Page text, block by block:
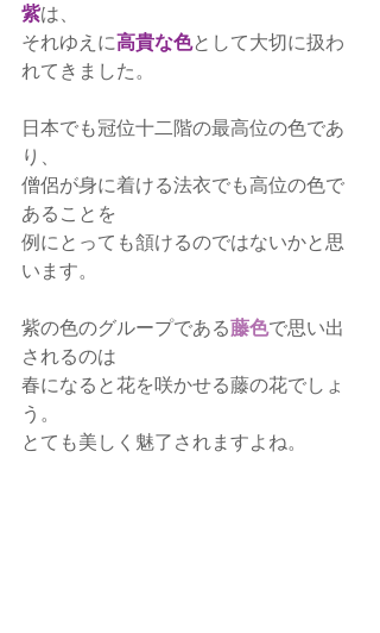
紫は、
それゆえに高貴な色として大切に扱わ
れてきました。
日本でも冠位十二階の最高位の色であ
り、
僧侶が身に着ける法衣でも高位の色で
あることを
例にとっても頷けるのではないかと思
います。
紫の色のグループである藤色で思い出
されるのは
春になると花を咲かせる藤の花でしょ
う。
とても美しく魅了されますよね。